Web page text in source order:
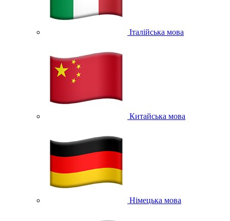
Італійська мова
Китайська мова
Німецька мова